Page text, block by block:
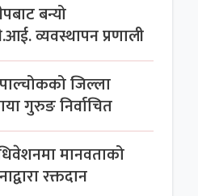
बन्यो
व्यवस्थापन प्रणाली
जिल्ला
गुरुङ निर्वाचित
मानवताको
रक्तदान